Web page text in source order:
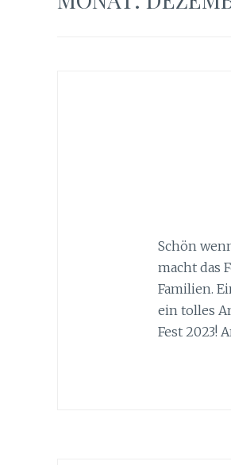
Schön
macht das
Familien.
ein tolles
Fest 2023!